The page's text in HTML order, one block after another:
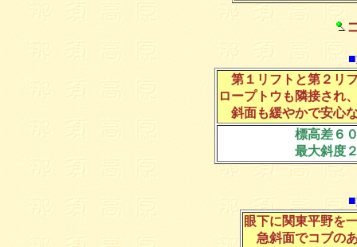
第１リフトと第２リ
ロープトウも隣接され
斜面も緩やかで安心
標高差６
最大斜度
眼下に関東平野を
急斜面でコブの